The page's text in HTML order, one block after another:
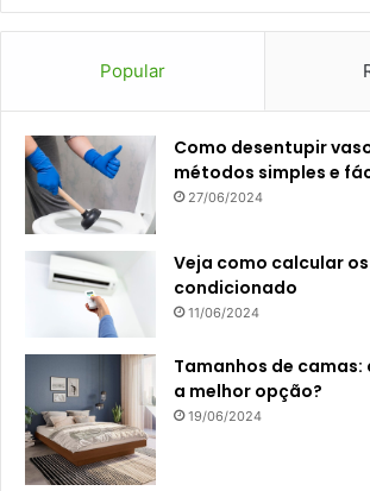
Popular
Como desentupir
métodos simples e
27/06/2024
Veja como calcular os
condicionado
11/06/2024
Tamanhos de
a melhor opção?
19/06/2024